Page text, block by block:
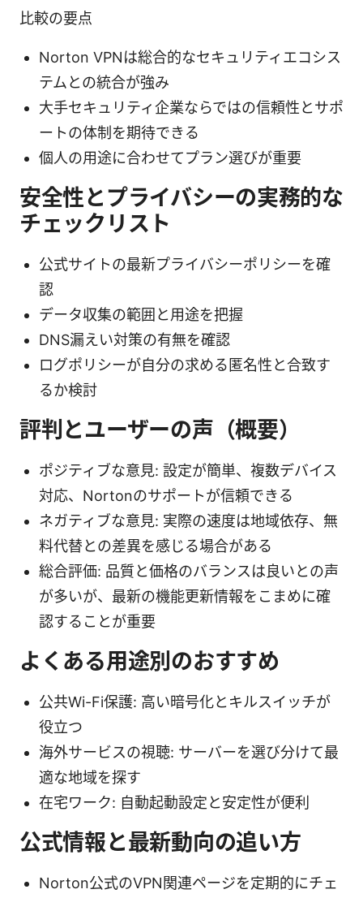
比較の要点
Norton VPNは総合的なセキュリティエコシス
テムとの統合が強み
大手セキュリティ企業ならではの信頼性とサポ
ートの体制を期待できる
個人の用途に合わせてプラン選びが重要
安全性とプライバシーの実務的な
チェックリスト
公式サイトの最新プライバシーポリシーを確
認
データ収集の範囲と用途を把握
DNS漏えい対策の有無を確認
ログポリシーが自分の求める匿名性と合致す
るか検討
評判とユーザーの声（概要）
ポジティブな意見: 設定が簡単、複数デバイス
対応、Nortonのサポートが信頼できる
ネガティブな意見: 実際の速度は地域依存、無
料代替との差異を感じる場合がある
総合評価: 品質と価格のバランスは良いとの声
が多いが、最新の機能更新情報をこまめに確
認することが重要
よくある用途別のおすすめ
公共Wi-Fi保護: 高い暗号化とキルスイッチが
役立つ
海外サービスの視聴: サーバーを選び分けて最
適な地域を探す
在宅ワーク: 自動起動設定と安定性が便利
公式情報と最新動向の追い方
Norton公式のVPN関連ページを定期的にチェ